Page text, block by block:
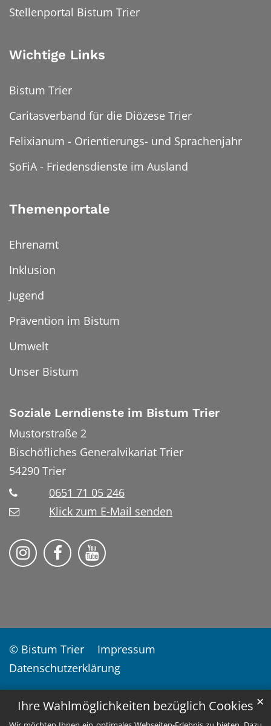
Ihre Wahlmöglichkeiten bezüglich Cookies ✕
Stellenportal Bistum Trier
Wichtige Links
Bistum Trier
Caritasverband für die Diözese Trier
Felixianum - Orientierungs- und Sprachenjahr
SoFiA - Friedensdienste im Ausland
Themenportale
Ehrenamt
Inklusion
Jugend
Prävention im Bistum
Umwelt
Unser Bistum
Soziale Lerndienste im Bistum Trier
Mustorstraße 2
Bischöfliches Generalvikariat Trier
54290 Trier
0651 71 05 246
Klick zum E-Mail senden
Soziale Lerndienste auf Instragram
Soziale Lerndienste auf Facebook
Soziale Lerndienste auf
© Bistum Trier
Impressum
Datenschutzerklärung